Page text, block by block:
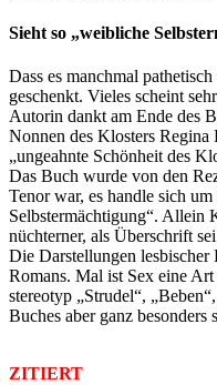
Sieht so „weibliche
Dass es manchmal
geschenkt. Vieles scheint
Autorin dankt am Ende des
Nonnen des Klosters
„ungeahnte Schönheit des
Das Buch wurde von den
Tenor war, es handle sich
Selbstermächtigung“. Allein
nüchterner, als Überschrift
Die Darstellungen lesbischer
Romans. Mal ist Sex eine
stereotyp „Strudel“,
Buches aber ganz besonders
ZITIERT